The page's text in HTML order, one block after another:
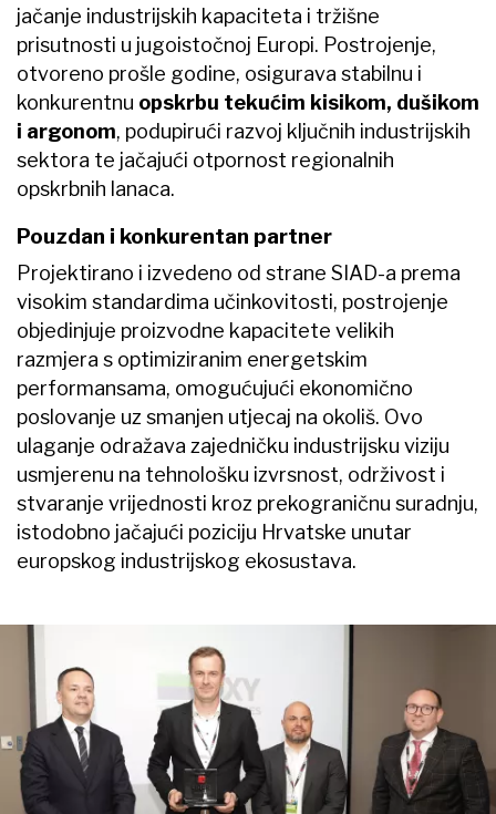
jačanje industrijskih kapaciteta i tržišne
prisutnosti u jugoistočnoj Europi. Postrojenje,
otvoreno prošle godine, osigurava stabilnu i
konkurentnu opskrbu tekućim kisikom, dušikom
i argonom, podupirući razvoj ključnih industrijskih
sektora te jačajući otpornost regionalnih
opskrbnih lanaca.
Pouzdan i konkurentan partner
Projektirano i izvedeno od strane SIAD-a prema
visokim standardima učinkovitosti, postrojenje
objedinjuje proizvodne kapacitete velikih
razmjera s optimiziranim energetskim
performansama, omogućujući ekonomično
poslovanje uz smanjen utjecaj na okoliš. Ovo
ulaganje odražava zajedničku industrijsku viziju
usmjerenu na tehnološku izvrsnost, održivost i
stvaranje vrijednosti kroz prekograničnu suradnju,
istodobno jačajući poziciju Hrvatske unutar
europskog industrijskog ekosustava.